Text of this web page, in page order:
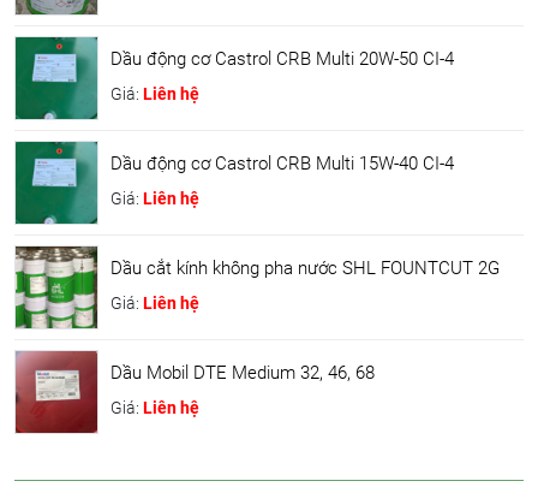
Dầu động cơ Castrol CRB Multi 20W-50 CI-4
Giá: Liên hệ
Dầu động cơ Castrol CRB Multi 15W-40 CI-4
Giá: Liên hệ
Dầu cắt kính không pha nước SHL FOUNTCUT 2G
Giá: Liên hệ
Dầu Mobil DTE Medium 32, 46, 68
Giá: Liên hệ